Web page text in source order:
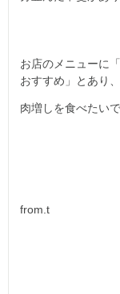
お店のメニューに
おすすめ」とあり
肉増しを食べたい
from.t